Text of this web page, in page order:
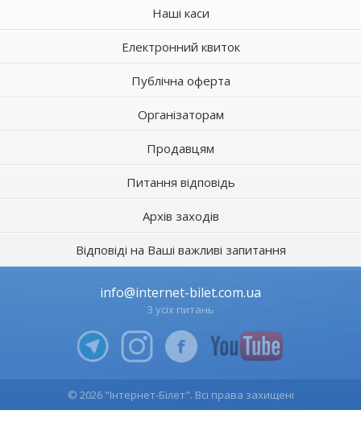
Наші каси
Електронний квиток
Публічна оферта
Організаторам
Продавцям
Питання відповідь
Архів заходів
Відповіді на Ваші важливі запитання
info@internet-bilet.com.ua
З усіх питань
© 2026 "Інтернет-Білет". Всі права захищені